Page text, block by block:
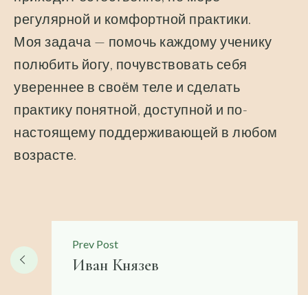
регулярной и комфортной практики.
Моя задача — помочь каждому ученику
полюбить йогу, почувствовать себя
увереннее в своём теле и сделать
практику понятной, доступной и по-
настоящему поддерживающей в любом
возрасте.
по
записям
Prev Post
Иван Князев